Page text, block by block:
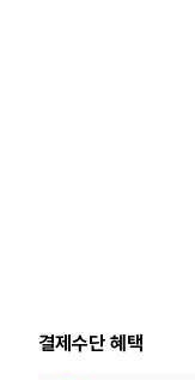
결제수단 혜택